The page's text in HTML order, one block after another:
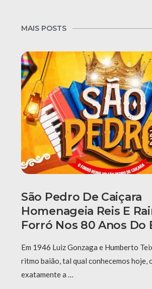
MAIS POSTS
São Pedro De Caiçara
Homenageia Reis E
Forró Nos 80 Anos Do
Em 1946 Luiz Gonzaga e Humberto
ritmo baião, tal qual conhecemos hoje,
exatamente a …